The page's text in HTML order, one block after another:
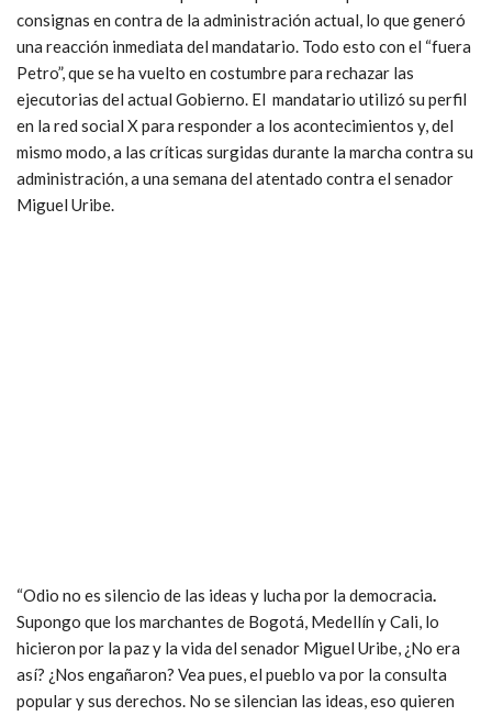
consignas en contra de la administración actual, lo que generó
una reacción inmediata del mandatario. Todo esto con el “fuera
Petro”, que se ha vuelto en costumbre para rechazar las
ejecutorias del actual Gobierno. El mandatario utilizó su perfil
en la red social X para responder a los acontecimientos y, del
mismo modo, a las críticas surgidas durante la marcha contra su
administración, a una semana del atentado contra el senador
Miguel Uribe.
“Odio no es silencio de las ideas y lucha por la democracia.
Supongo que los marchantes de Bogotá, Medellín y Cali, lo
hicieron por la paz y la vida del senador Miguel Uribe, ¿No era
así? ¿Nos engañaron? Vea pues, el pueblo va por la consulta
popular y sus derechos. No se silencian las ideas, eso quieren